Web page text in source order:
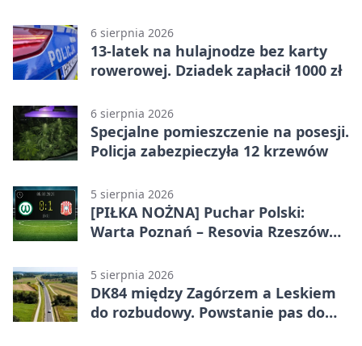
6 sierpnia 2026
13-latek na hulajnodze bez karty
rowerowej. Dziadek zapłacił 1000 zł
6 sierpnia 2026
Specjalne pomieszczenie na posesji.
Policja zabezpieczyła 12 krzewów
5 sierpnia 2026
[PIŁKA NOŻNA] Puchar Polski:
Warta Poznań – Resovia Rzeszów
pierwszoligowca
5 sierpnia 2026
DK84 między Zagórzem a Leskiem
do rozbudowy. Powstanie pas do